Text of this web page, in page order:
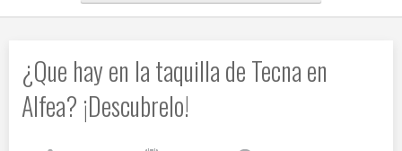
¿Que hay en la taquilla de Tecna en
Alfea? ¡Descubrelo!